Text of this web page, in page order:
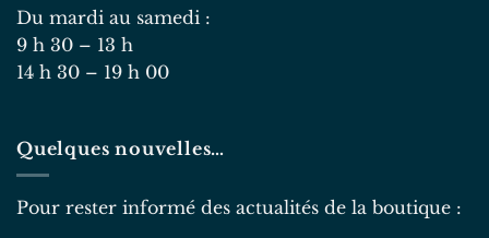
Du mardi au samedi :
9 h 30 – 13 h
14 h 30 – 19 h 00
Quelques nouvelles…
Pour rester informé des actualités de la boutique :